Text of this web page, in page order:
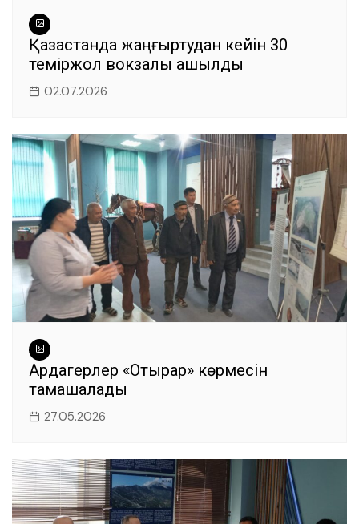
Қазақстанда жаңғыртудан кейін 30
теміржол вокзалы ашылды
02.07.2026
Ардагерлер «Отырар» көрмесін
тамашалады
27.05.2026